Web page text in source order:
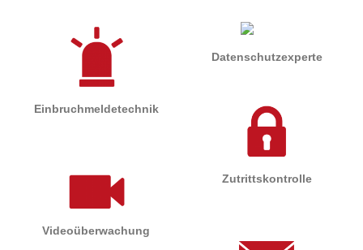
Einbruchmeldetechnik
Videoüberwachung
Datenschutzexperte
Zutrittskontrolle